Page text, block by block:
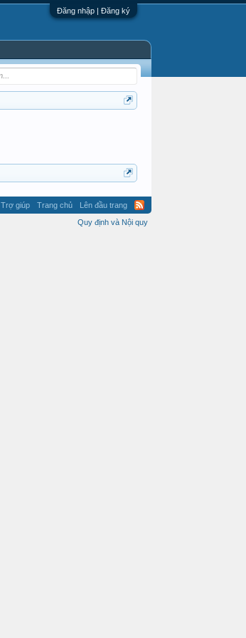
Đăng nhập | Đăng ký
Trợ giúp Trang chủ
Lên đầu trang
Quy định và Nội quy